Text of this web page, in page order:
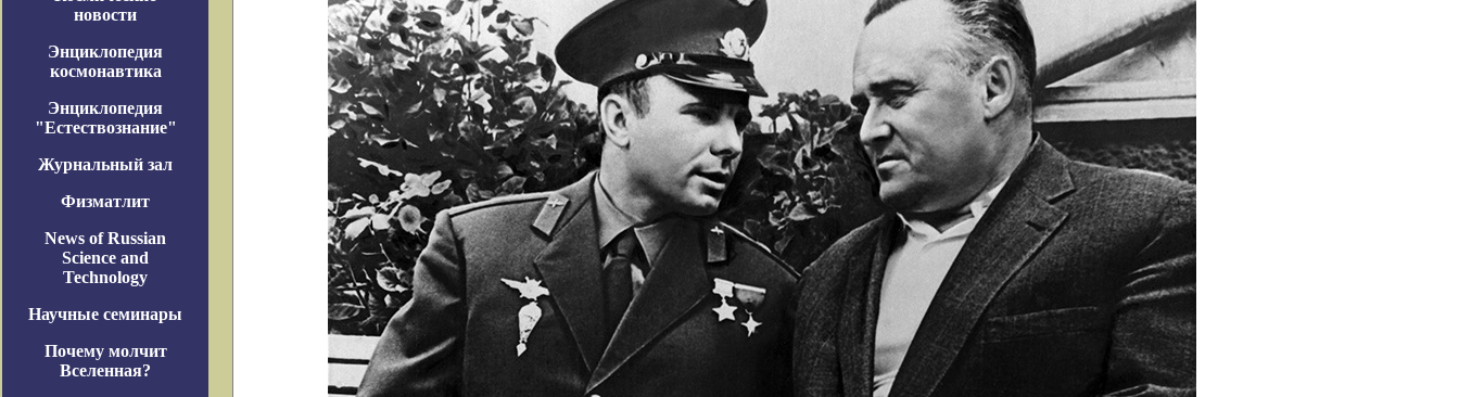
новости
Энциклопедия
космонавтика
Энциклопедия
"Естествознание"
Журнальный зал
Физматлит
News of Russian
Science and
Technology
Научные семинары
Почему молчит
Вселенная?